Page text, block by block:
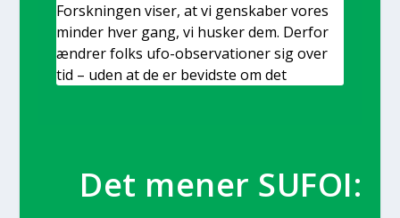
Forsk­nin­gen viser, at vi gen­ska­ber vores
min­der hver gang, vi husker dem. Der­for
ændrer folks ufo-obser­va­tio­­ner sig over
tid – uden at de er bevid­ste om det
Det mener SUFOI: